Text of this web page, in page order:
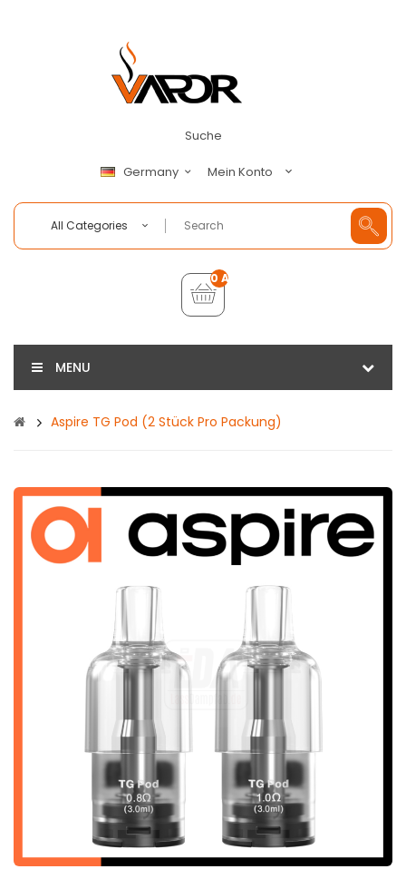
Suche
Germany Mein Konto
All Categories
0 Artikel - €0,00
MENU
Aspire TG Pod (2 Stück Pro Packung)